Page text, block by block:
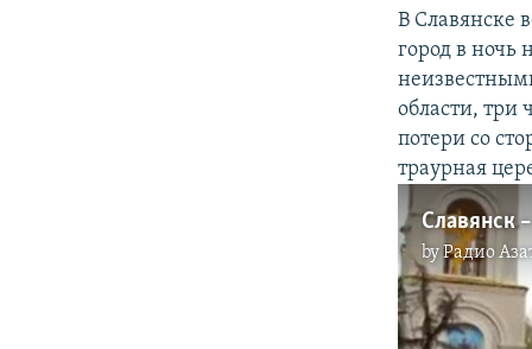
В Славянске
город в ночь
области, три
потери со
траурная
Славянск
byРадио